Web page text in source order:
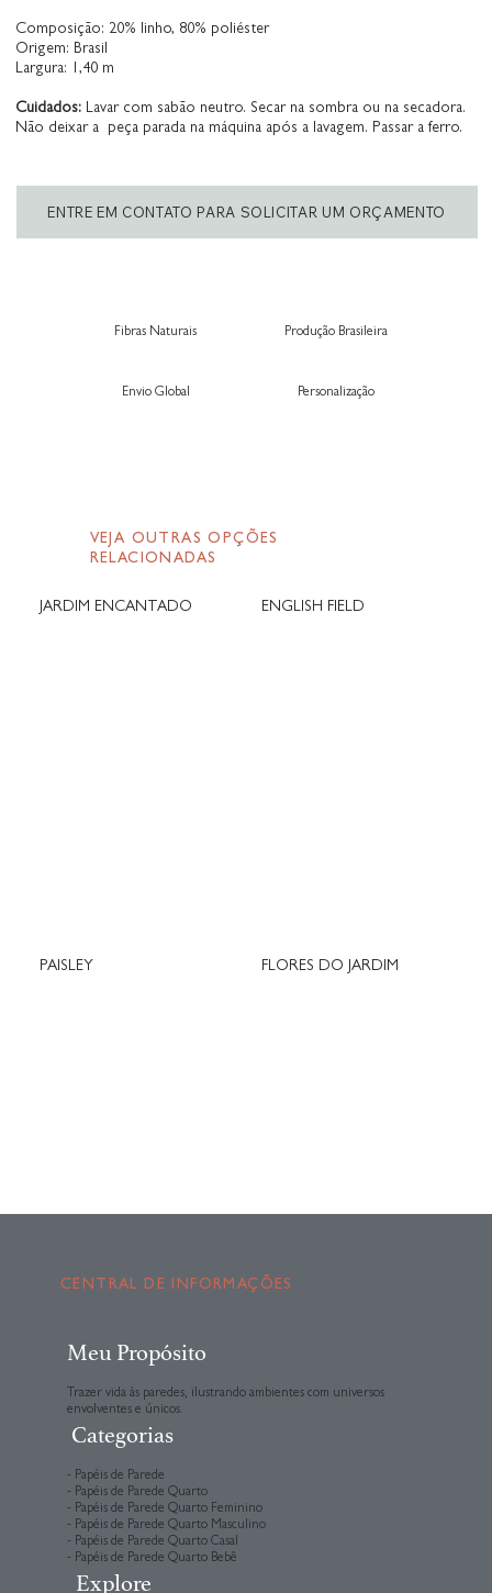
Composição: 20% linho, 80% poliéster
Origem: Brasil
Largura: 1,40 m
Cuidados: Lavar com sabão neutro. Secar na sombra ou na secadora.
Não deixar a peça parada na máquina após a lavagem. Passar a ferro.
ENTRE EM CONTATO PARA SOLICITAR UM ORÇAMENTO
Fibras Naturais Produção Brasileira
Envio Global Personalização
VEJA OUTRAS OPÇÕES
RELACIONADAS
JARDIM ENCANTADO ENGLISH FIELD
PAISLEY FLORES DO JARDIM
CENTRAL DE INFORMAÇÕES
Meu Propósito
Trazer vida às paredes, ilustrando ambientes com universos
envolventes e únicos.
Categorias
- Papéis de Parede
- Papéis de Parede Quarto
- Papéis de Parede Quarto Feminino
- Papéis de Parede Quarto Masculino
- Papéis de Parede Quarto Casal
- Papéis de Parede Quarto Bebê
Explore